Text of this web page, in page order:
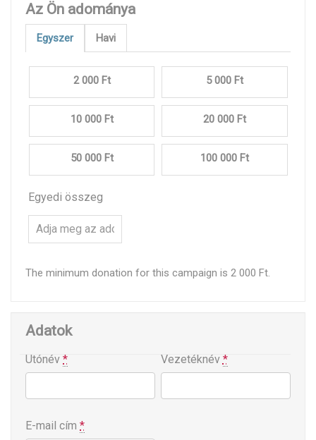
Az Ön adománya
Egyszer Havi
2 000 Ft 5 000 Ft
10 000 Ft 20 000 Ft
50 000 Ft 100 000 Ft
Egyedi összeg
The minimum donation for this campaign is 2 000 Ft.
Adatok
Utónév* Vezetéknév *
E-mail cím*